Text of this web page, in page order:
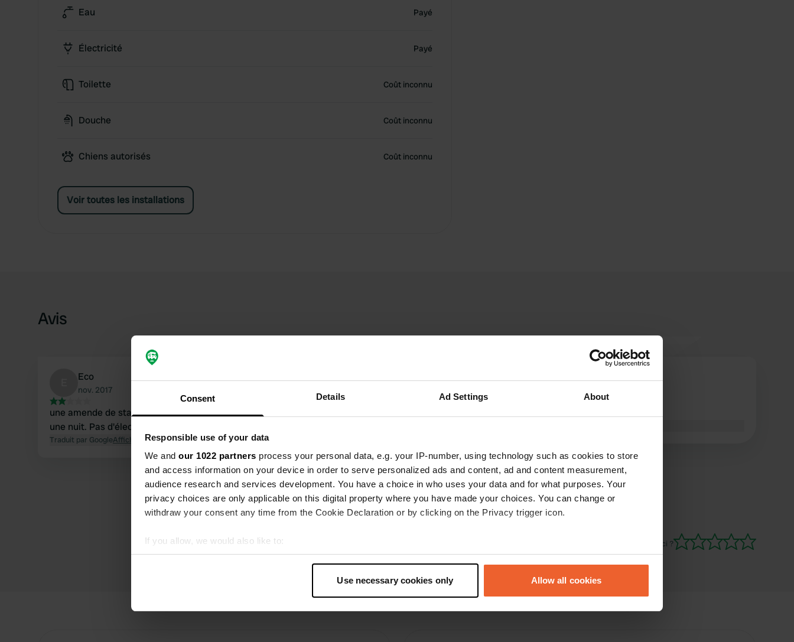
Consent Details Ad Settings About
Responsible use of your data
We and our 1022 partners process your personal data, e.g. your IP-number, using technology such as cookies to store
and access information on your device in order to serve personalized ads and content, ad and content measurement,
audience research and services development. You have a choice in who uses your data and for what purposes. Your
privacy choices are only applicable on this digital property where you have made your choices. You can change or
withdraw your consent any time from the Cookie Declaration or by clicking on the Privacy trigger icon.
If you allow, we would also like to:
Collect information about your geographical location which can be accurate to within several meters
Find out more about how your personal data is processed and set your preferences in the
Use necessary cookies only Allow all cookies
Eau Payé
Électricité Payé
Toilette Coût inconnu
Douche Coût inconnu
Chiens autorisés Coût inconnu
Voir toutes les installations
Avis
Eco
nov. 2017
une amende de stationnement ordinaire pour
une nuit. Pas d'électricité et de l'eau.
Traduit par GoogleAfficher l'original
S
salles de sport et à l'intérieur-P (4
officiellement) peut rester jusqu'à 10 Womos
facilement! Sans V + E.
lire la suite
Traduit par GoogleAfficher l'original
A
Es-tu déjà venu ici ?